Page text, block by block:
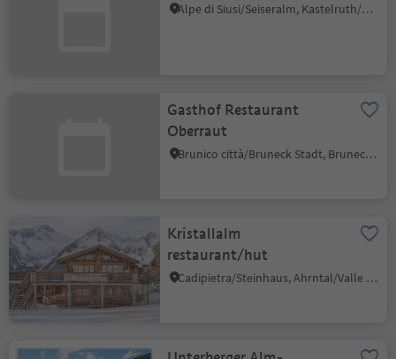
Alpe di Siusi/Seiseralm, Kastelruth/Castelrotto, Dolomites Region Seiser Alm
Gasthof Restaurant
Oberraut
Brunico città/Bruneck Stadt, Bruneck/Brunico, Dolomites Region Kronplatz/Plan de Corones
Kristallalm
restaurant/hut
Cadipietra/Steinhaus, Ahrntal/Valle Aurina, Ahrntal/Valle Aurina